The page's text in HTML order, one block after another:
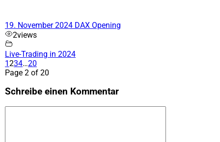
19. November 2024 DAX Opening
2views
Live-Trading in 2024
1234…20
Page 2 of 20
Schreibe einen Kommentar